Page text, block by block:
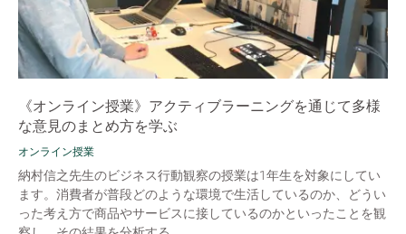
《オンライン授業》アクティブラーニングを通じて多様
な意見のまとめ方を学ぶ
オンライン授業
納村信之先生のビジネス行動観察の授業は1年生を対象にしてい
ます。消費者が普段どのような環境で生活しているのか、どうい
った考え方で商品やサービスに接しているのかといったことを観